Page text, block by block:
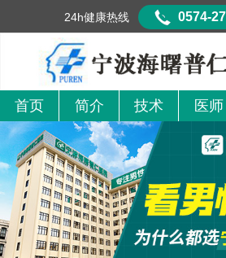
首页 简介 技术 医师
24h健康热线 0574-